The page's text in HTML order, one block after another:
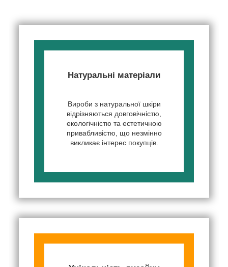
Натуральні матеріали
Вироби з натуральної шкіри
відрізняються довговічністю,
екологічністю та естетичною
привабливістю, що незмінно
викликає інтерес покупців.